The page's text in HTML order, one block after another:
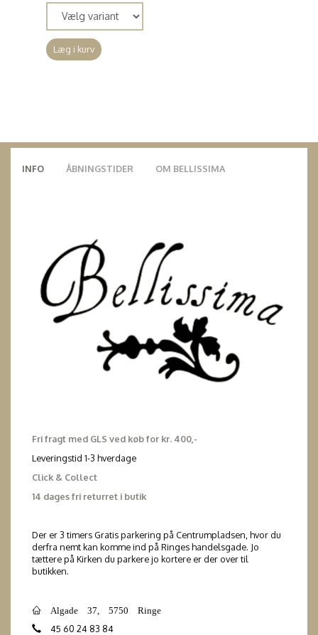
Læg i kurv
INFO ÅBNINGSTIDER OM BELLISSIMA
Fri fragt med GLS ved køb for kr. 400,-
Leveringstid 1-3 hverdage
Click & Collect
14 dages fri returret i butik
Der er 3 timers Gratis parkering på Centrumpladsen, hvor du
derfra nemt kan komme ind på Ringes handelsgade. Jo
tættere på Kirken du parkere jo kortere er der over til
butikken.
Algade 37, 5750 Ringe
45 60 24 83 84